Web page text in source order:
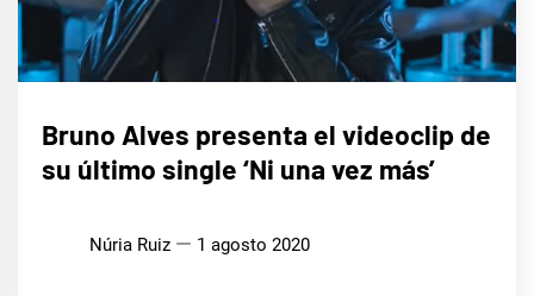
Bruno Alves presenta el videoclip de
su último single ‘Ni una vez más’
Núria Ruiz 1 agosto 2020